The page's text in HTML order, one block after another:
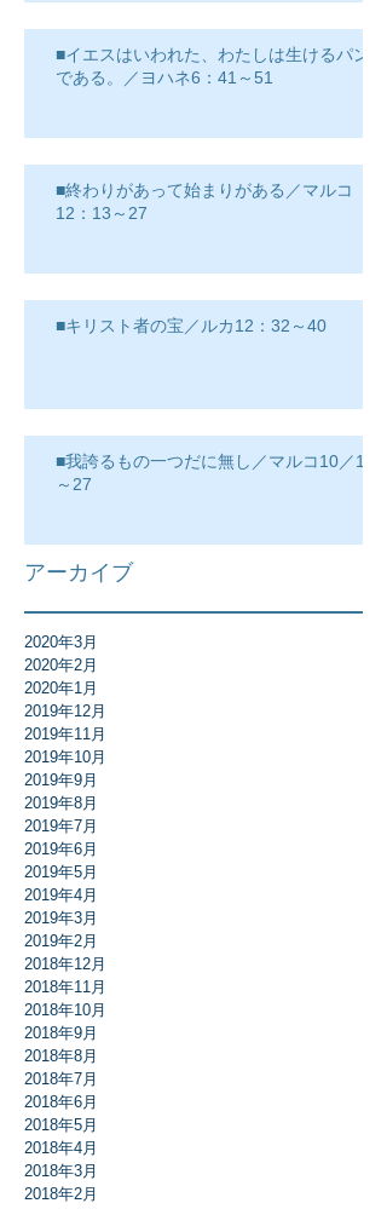
■イエスはいわれた、わたしは生けるパン
である。／ヨハネ6：41～51
■終わりがあって始まりがある／マルコ
12：13～27
■キリスト者の宝／ルカ12：32～40
■我誇るもの一つだに無し／マルコ10／17
～27
アーカイブ
2020年3月
2020年2月
2020年1月
2019年12月
2019年11月
2019年10月
2019年9月
2019年8月
2019年7月
2019年6月
2019年5月
2019年4月
2019年3月
2019年2月
2018年12月
2018年11月
2018年10月
2018年9月
2018年8月
2018年7月
2018年6月
2018年5月
2018年4月
2018年3月
2018年2月